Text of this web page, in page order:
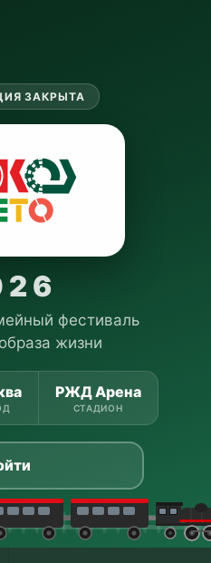
ЗАКРЫТА
фестиваль
жизни
РЖД Арена
СТАДИОН